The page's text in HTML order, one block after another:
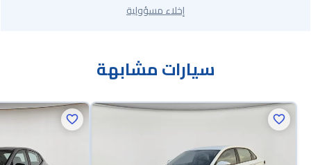
إخلاء مسؤولية
سيارات مشابهة